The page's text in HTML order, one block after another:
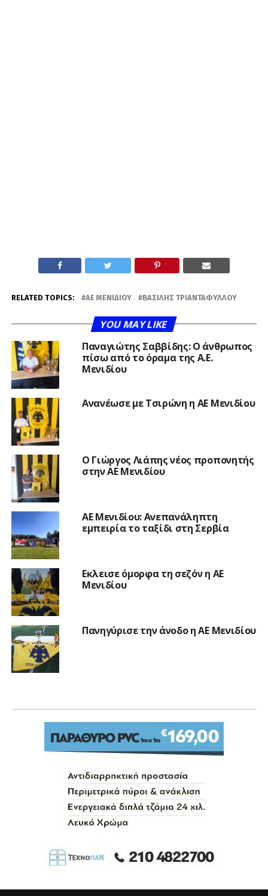
RELATED TOPICS: ΑΕ ΜΕΝΙΔΙΟΥ ΒΑΣΊΛΗΣ ΤΡΙΑΝΤΑΦΎΛΛΟΥ
YOU MAY LIKE
Παναγιώτης Σαββίδης: Ο άνθρωπος
πίσω από το όραμα της Α.Ε.
Μενιδίου
Ανανέωσε με Τσιρώνη η ΑΕ Μενιδίου
Ο Γιώργος Λιάπης νέος προπονητής
στην ΑΕ Μενιδίου
ΑΕ Μενιδίου: Ανεπανάληπτη
εμπειρία το ταξίδι στη Σερβία
Εκλεισε όμορφα τη σεζόν η ΑΕ
Μενιδίου
Πανηγύρισε την άνοδο η ΑΕ Μενιδίου
Ε.Π.Σ.Α.Ν.Α.
Πήρε Στεργίου ο Σαρωνικός
Αναβύσσου
Published 3 ημέρες ago on 04/08/2026
Θανάσης Ζαχάκης